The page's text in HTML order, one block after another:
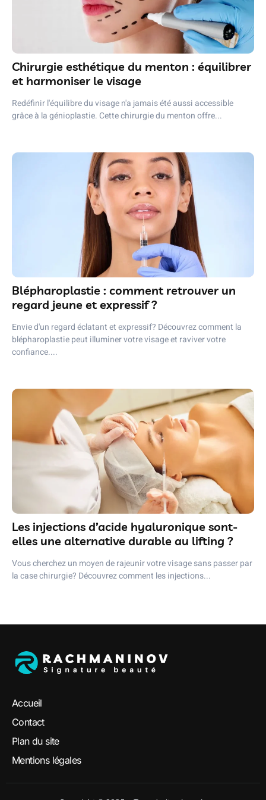
Chirurgie esthétique du menton : équilibrer
et harmoniser le visage
Redéfinir l'équilibre du visage n'a jamais été aussi accessible
grâce à la génioplastie. Cette chirurgie du menton offre...
Blépharoplastie : comment retrouver un
regard jeune et expressif ?
Envie d'un regard éclatant et expressif? Découvrez comment la
blépharoplastie peut illuminer votre visage et raviver votre
confiance....
Les injections d’acide hyaluronique sont-
elles une alternative durable au lifting ?
Vous cherchez un moyen de rajeunir votre visage sans passer par
la case chirurgie? Découvrez comment les injections...
Accueil
Contact
Plan du site
Mentions légales